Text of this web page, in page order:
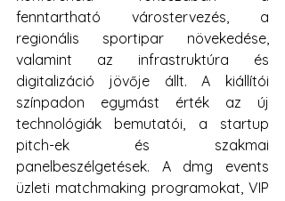
fenntartható várostervezés, a
regionális sportipar növekedése,
valamint az infrastruktúra és
digitalizáció jövője állt. A kiállítói
színpadon egymást érték az új
technológiák bemutatói, a startup
pitch-ek és szakmai
panelbeszélgetések. A dmg events
üzleti matchmaking programokat, VIP